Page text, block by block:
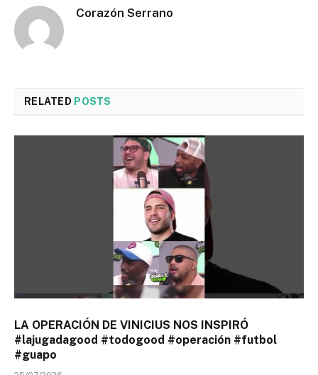
Corazón Serrano
RELATED POSTS
LA OPERACIÓN DE VINICIUS NOS INSPIRÓ
#lajugadagood #todogood #operación #futbol
#guapo